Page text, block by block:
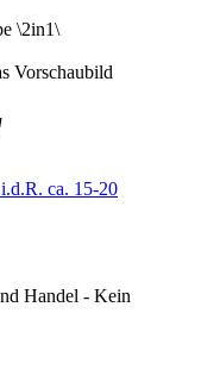
\2in1\
Vorschaubild
ca. 15-20
Handel - Kein